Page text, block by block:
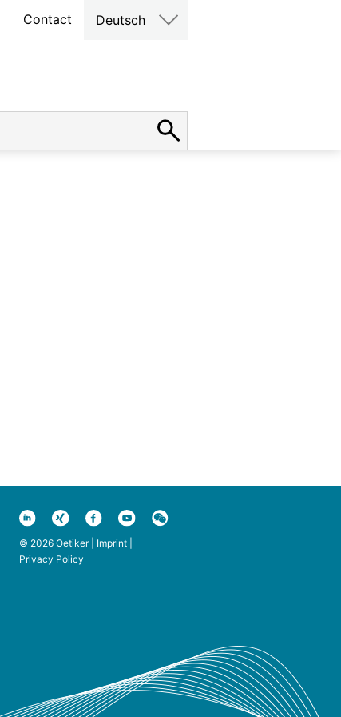
Contact Deutsch
© 2026 Oetiker | Imprint|
Privacy Policy